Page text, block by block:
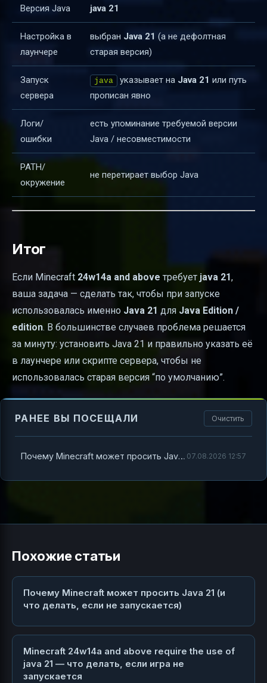
Версия Java java 21
Настройка в
лаунчере
выбран Java 21 (а не дефолтная
старая версия)
Запуск
сервера
java указывает на Java 21 или путь
прописан явно
Логи/
ошибки
есть упоминание требуемой версии
Java / несовместимости
PATH/
окружение
не перетирает выбор Java
Итог
Если Minecraft 24w14a and above требует java 21,
ваша задача — сделать так, чтобы при запуске
использовалась именно Java 21 для Java Edition /
edition. В большинстве случаев проблема решается
за минуту: установить Java 21 и правильно указать её
в лаунчере или скрипте сервера, чтобы не
использовалась старая версия “по умолчанию”.
РАНЕЕ ВЫ ПОСЕЩАЛИ Очистить
Почему Minecraft может просить Java 21 и что делать, если у вас не запускается версия-снапшот 07.08.2026 12:57
Похожие статьи
Почему Minecraft может просить Java 21 (и
что делать, если не запускается)
Minecraft 24w14a and above require the use of
java 21 — что делать, если игра не
запускается